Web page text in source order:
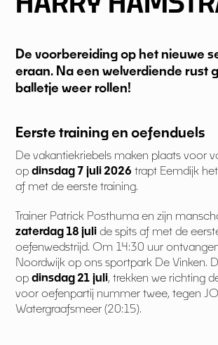
De voorbereiding op het nieuwe
eraan. Na een welverdiende rust
balletje weer rollen!
Eerste training en oefenduels
De vakantiekriebels maken plaats voor
opdinsdag 7 juli 2026 trapt Eemdijk
af met de eerste training.
Trainer Patrick Posthuma en zijn
zaterdag 18 juli de spits af met de
oefenwedstrijd. Om 14:30 uur ontvangen
Noordwijk op ons sportpark De Vinken.
opdinsdag 21 juli, trekken we richting
voor oefenpartij nummer twee, tegen
Watergraafsmeer (20:15).